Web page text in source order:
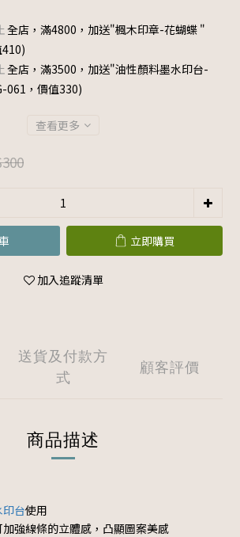
全店，滿4800，加送"楓木印章-花蝴蝶 "
410)
全店，滿3500，加送"油性顏料墨水印台-
061，價值330)
查看更多
立即購買
加入追蹤清單
送貨及付款方
式
顧客評價
商品描述
台使用
強線條的立體感，凸顯圖案美感